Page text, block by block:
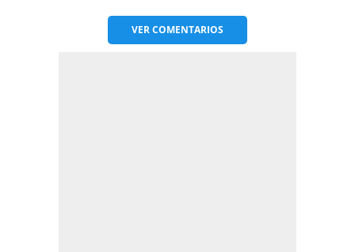
VERCOMENTARIOS